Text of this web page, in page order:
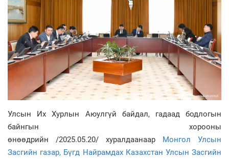
Улсын Их Хурлын Аюулгүй байдал, гадаад бодлогын
байнгын хорооны
өнөөдрийн /2025.05.20/ хуралдаанаар Монгол Улсын
Засгийн газар, Бүгд Найрамдах Казахстан Улсын Засгийн